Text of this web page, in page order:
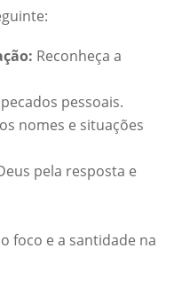
Reconheça a
pessoais.
nomes e situações
pela resposta e
foco e a santidade na